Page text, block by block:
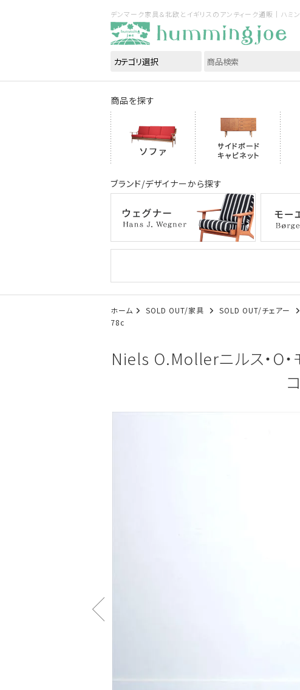
デンマーク家具＆北欧とイギリスのアンティーク通販｜ハ
商品を探す
ブランド/デザイナーから探す
ホーム SOLD OUT/家具 SOLD OUT/チェアー
78c
Niels O.Mollerニルス・O